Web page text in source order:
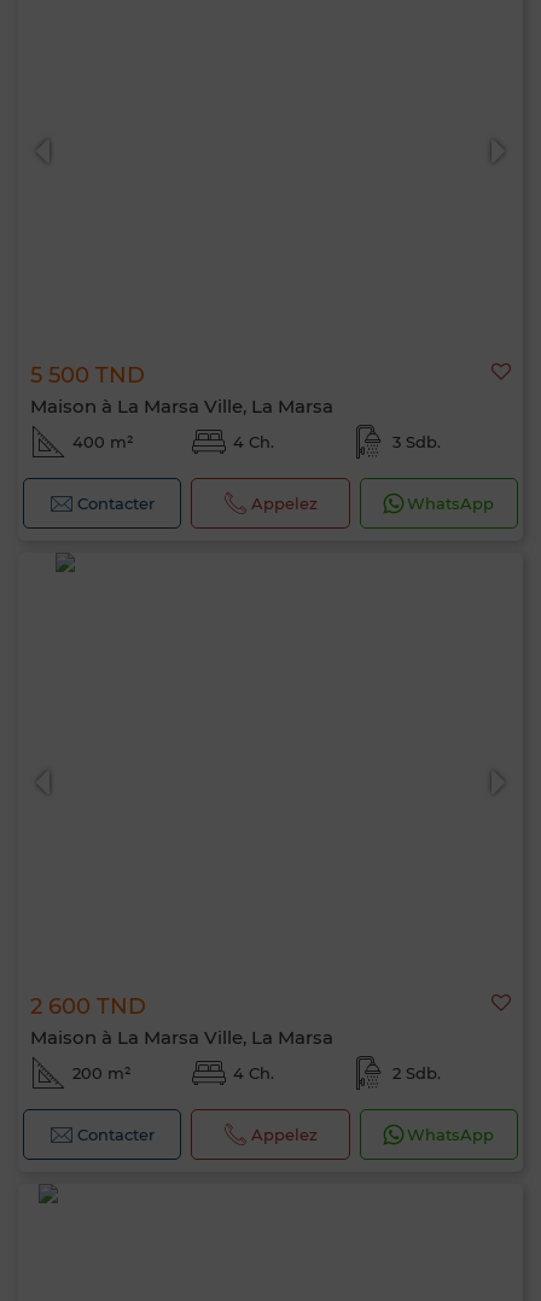
5 500 TND
Maison à La Marsa Ville, La Marsa
400 m² 4 Ch. 3 Sdb.
Contacter Appelez WhatsApp
2 600 TND
Maison à La Marsa Ville, La Marsa
200 m² 4 Ch. 2 Sdb.
Contacter Appelez WhatsApp